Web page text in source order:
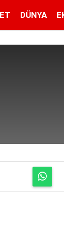
DÜNYA